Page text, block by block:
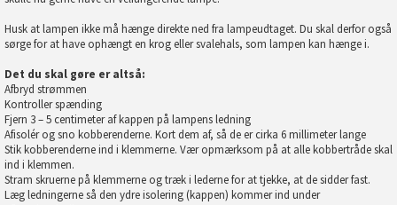
Husk at lampen ikke må hænge direkte ned fra lampeudtaget. Du skal derfor også
sørge for at have ophængt en krog eller svalehals, som lampen kan hænge i.
Det du skal gøre er altså:
Afbryd strømmen
Kontroller spænding
Fjern 3 – 5 centimeter af kappen på lampens ledning
Afisolér og sno kobberenderne. Kort dem af, så de er cirka 6 millimeter lange
Stik kobberenderne ind i klemmerne. Vær opmærksom på at alle kobbertråde skal
ind i klemmen.
Stram skruerne på klemmerne og træk i lederne for at tjekke, at de sidder fast.
Læg ledningerne så den ydre isolering (kappen) kommer ind under